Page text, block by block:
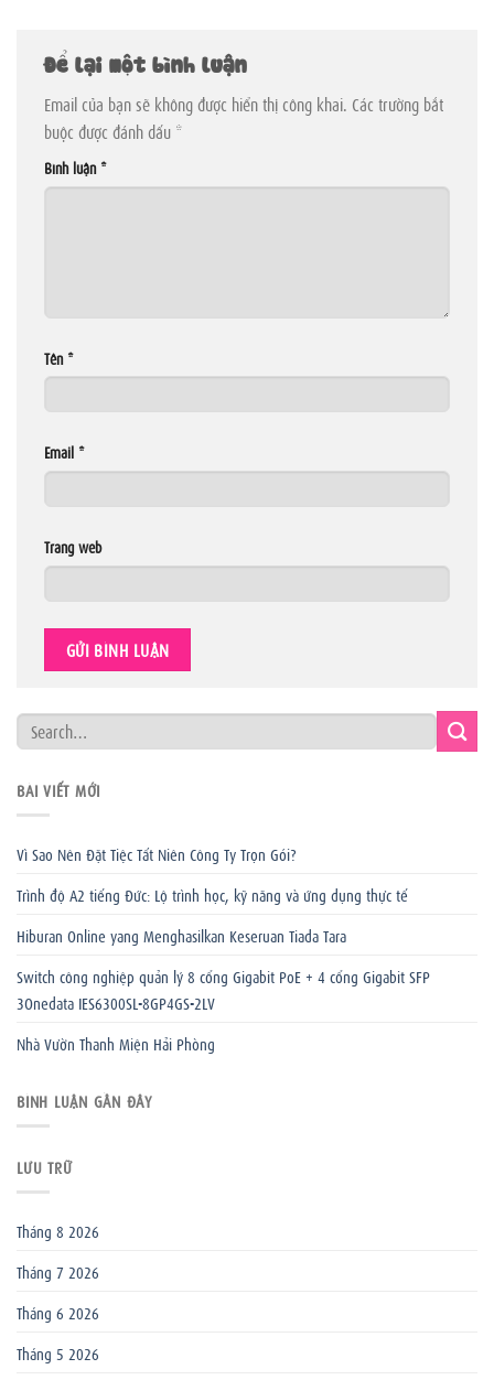
Để lại một bình luận
Email của bạn sẽ không được hiển thị công khai. Các trường bắt
buộc được đánh dấu *
Bình luận *
Tên *
Email *
Trang web
BÀI VIẾT MỚI
Vì Sao Nên Đặt Tiệc Tất Niên Công Ty Trọn Gói?
Trình độ A2 tiếng Đức: Lộ trình học, kỹ năng và ứng dụng thực tế
Hiburan Online yang Menghasilkan Keseruan Tiada Tara
Switch công nghiệp quản lý 8 cổng Gigabit PoE + 4 cổng Gigabit SFP
3Onedata IES6300SL-8GP4GS-2LV
Nhà Vườn Thanh Miện Hải Phòng
BÌNH LUẬN GẦN ĐÂY
LƯU TRỮ
Tháng 8 2026
Tháng 7 2026
Tháng 6 2026
Tháng 5 2026